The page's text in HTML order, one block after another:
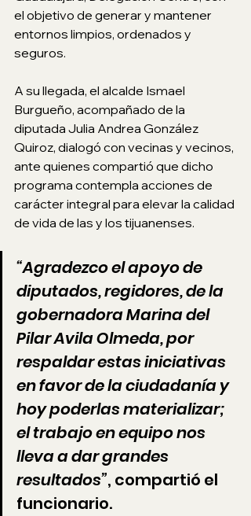
el objetivo de generar y mantener
entornos limpios, ordenados y
seguros.
A su llegada, el alcalde Ismael
Burgueño, acompañado de la
diputada Julia Andrea González
Quiroz, dialogó con vecinas y vecinos,
ante quienes compartió que dicho
programa contempla acciones de
carácter integral para elevar la calidad
de vida de las y los tijuanenses.
“Agradezco el apoyo de
diputados, regidores, de la
gobernadora Marina del
Pilar Avila Olmeda, por
respaldar estas iniciativas
en favor de la ciudadanía y
hoy poderlas materializar;
el trabajo en equipo nos
lleva a dar grandes
resultados”, compartió el
funcionario.